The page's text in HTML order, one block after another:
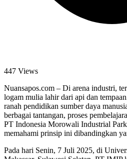
447 Views
Nuansapos.com – Di arena industri,
logam mulia lahir dari api dan
ranah pendidikan sumber daya
berbagai tantangan, proses
PT Indonesia Morowali Industrial
memahami prinsip ini dibandingkan
Pada hari Senin, 7 Juli 2025, di